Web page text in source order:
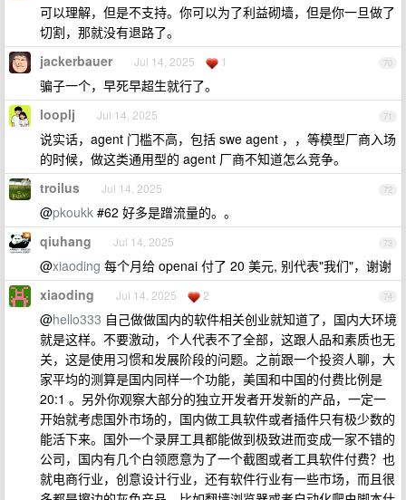
可以理解，但是不支持。你可以为了利益砌墙，但是你一旦做了
切割，那就没有退路了。
70
jackerbauer Jul 14, 2025 1
骗子一个，早死早超生就行了。
71
looplj Jul 14, 2025
说实话，agent 门槛不高，包括 swe agent ，，等模型厂商入场
的时候，做这类通用型的 agent 厂商不知道怎么竞争。
72
troilus Jul 14, 2025
@pkoukk #62 好多是蹭流量的。。
73
qiuhang Jul 14, 2025
@xiaoding 每个月给 openai 付了 20 美元, 别代表"我们"，谢谢
74
xiaoding Jul 14, 2025 2
@hello333 自己做做国内的软件相关创业就知道了，国内大环境
就是这样。不要激动，个人代表不了全部，这跟人品和素质也无
关，这是使用习惯和发展阶段的问题。之前跟一个投资人聊，大
家平均的测算是国内同样一个功能，美国和中国的付费比例是
20:1 。另外你观察大部分的独立开发者开发新的产品，一定一
开始就考虑国外市场的，国内做工具软件或者插件只有极少数的
能活下来。国外一个录屏工具都能做到极致进而变成一家不错的
公司，国内有几个白领愿意为了一个截图或者工具软件付费？也
就电商行业，创意设计行业，还有软件行业有一些市场，而且很